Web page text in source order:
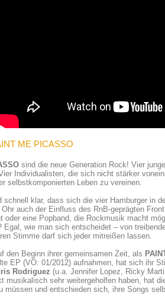
ME PICASSO
sind die neue Generation Rock! Vier
Individualisten, die sich nicht stärker
selbstkomponierten Leben zu vereinen.
schnell klar, dass sich die vier Hamburger in
auch der Einfluss des RnB-geprägten
oder eine Popband, die Rockmusik macht
Egal, wie man sich entscheidet – von
Stimme darf sich jeder mitreißen lassen.
den Beginn ihrer gemeinsamen Zeit, als
EP (VÖ: 01/2012) aufnahmen, hat sich ihr
Rodriguez (u.a. Jennifer Lopez, Ricky
musikalisch sehr weitergeholfen haben, hat
müssen und entschieden sich, ihre Songs